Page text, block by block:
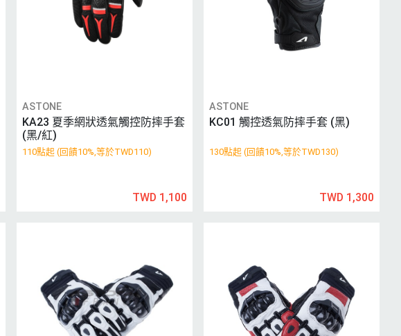
ASTONE
KA23 夏季網狀透氣觸控防摔手套
(黑/紅)
110點起 (回饋10%,等於TWD110)
TWD 1,100
ASTONE
KC01 觸控透氣防摔手套 (黑)
130點起 (回饋10%,等於TWD130)
TWD 1,300